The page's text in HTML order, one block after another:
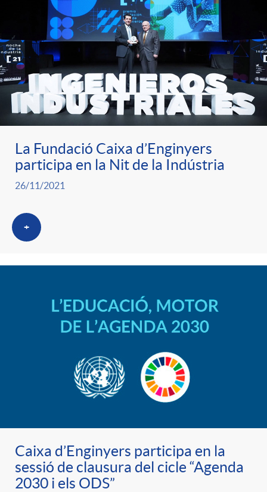
a
t
e
g
o
r
i
s
La Fundació Caixa d’Enginyers
participa en la Nit de la Indústria
26/11/2021
+
Caixa d’Enginyers participa en la
sessió de clausura del cicle “Agenda
2030 i els ODS”